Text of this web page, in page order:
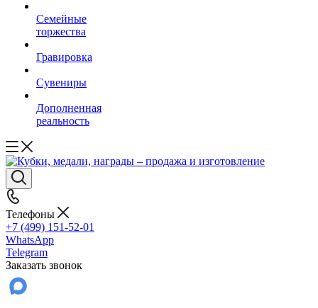
Семейные
торжества
Гравировка
Сувениры
Дополненная
реальность
Телефоны
+7 (499) 151-52-01
WhatsApp
Telegram
Заказать звонок